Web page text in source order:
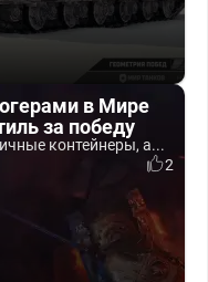
в Мире
за победу
контейнеры, а...
2